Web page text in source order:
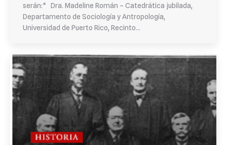
serán:* Dra. Madeline Román – Catedrática jubilada,
Departamento de Sociología y Antropología,
Universidad de Puerto Rico, Recinto…